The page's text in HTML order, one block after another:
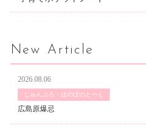
New Article
2026.08.06
じゅんぶろ・ほのぼのとーく
広島原爆忌